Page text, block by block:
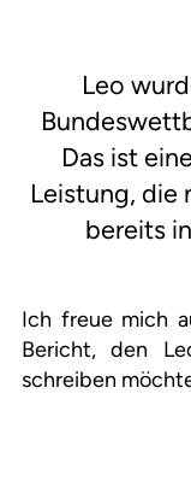
Leo
Das ist
Leistung, die
bereits
Ich freue mich
Bericht, den
schreiben